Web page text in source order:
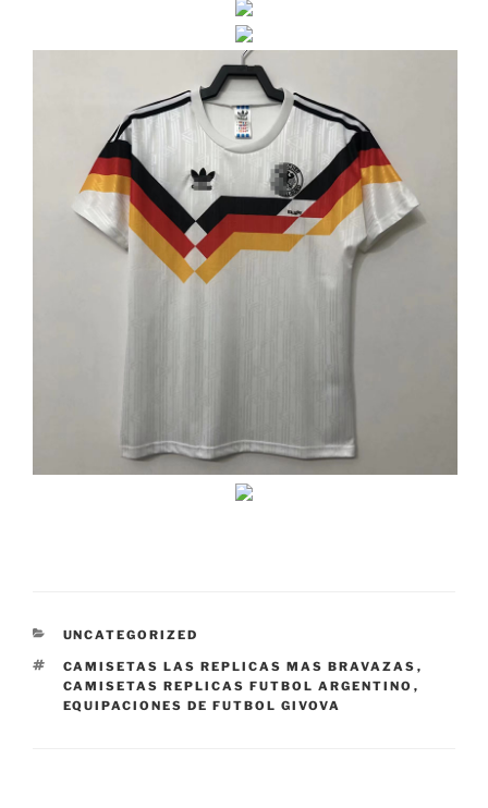
CATEGORÍAS
UNCATEGORIZED
ETIQUETAS
CAMISETAS LAS REPLICAS MAS BRAVAZAS ,
CAMISETAS REPLICAS FUTBOL ARGENTINO ,
EQUIPACIONES DE FUTBOL GIVOVA